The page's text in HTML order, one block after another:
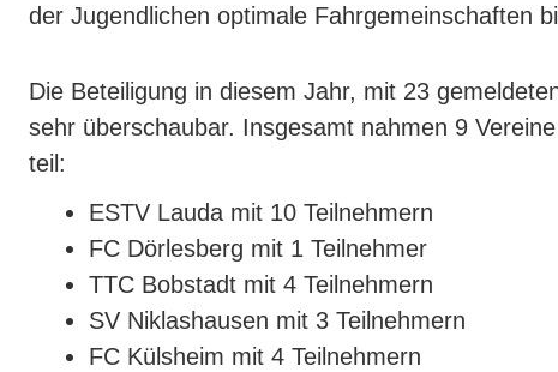
der Jugendlichen optimale Fahrgemeinschaften
Die Beteiligung in diesem Jahr, mit 23
sehr überschaubar. Insgesamt nahmen 9
teil:
ESTV Lauda mit 10 Teilnehmern
FC Dörlesberg mit 1 Teilnehmer
TTC Bobstadt mit 4 Teilnehmern
SV Niklashausen mit 3 Teilnehmern
FC Külsheim mit 4 Teilnehmern